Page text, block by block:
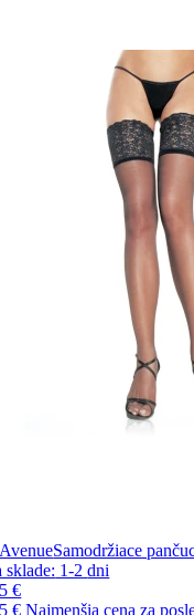
Samodržiace
sklade: 1-2dni
€
€Najmenšia cena za